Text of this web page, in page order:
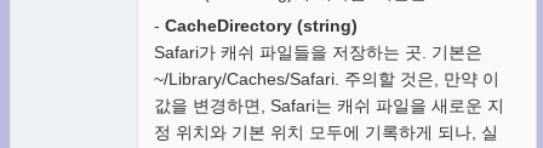
- CacheDirectory (string)
Safari가 캐쉬 파일들을 저장하는 곳. 기본은
~/Library/Caches/Safari. 주의할 것은, 만약 이
값을 변경하면, Safari는 캐쉬 파일을 새로운 지
정 위치와 기본 위치 모두에 기록하게 되나, 실